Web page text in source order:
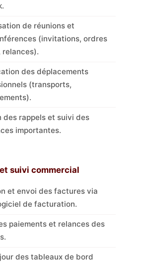
de réunions et
(invitations, ordres
relances).
des déplacements
(transports,
des rappels et suivi des
importantes.
suivi commercial
et envoi des factures via
de facturation.
paiements et relances des
des tableaux de bord